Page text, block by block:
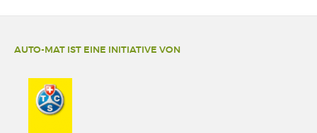
AUTO-MAT IST EINE INITIATIVE VON